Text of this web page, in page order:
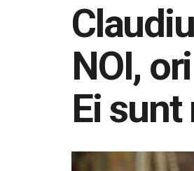
NOI,
Ei